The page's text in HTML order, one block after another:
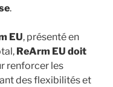
.
EU, présenté en
ReArm EU doit
renforcer les
des flexibilités et